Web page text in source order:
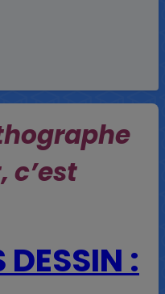
c’est
: